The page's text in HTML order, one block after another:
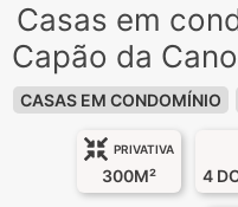
Casas em
Capão da
CASAS EM CONDOMÍNIO
PRIVATIVA
300M² 4